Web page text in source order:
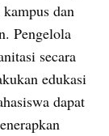
dan
Pengelola
secara
edukasi
dapat